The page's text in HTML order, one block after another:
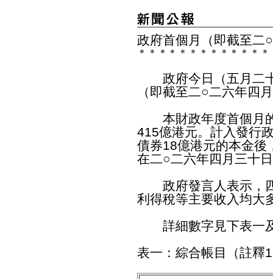
政府首個月（即截至二
＊ ＊ ＊ ＊ ＊ ＊ ＊ ＊ ＊ ＊ ＊ ＊ ＊
政府今日（五月二十
（即截至二○二六年四
本財政年度首個月的
415億港元。計入發行
債券18億港元的本金後
在二○二六年四月三十
政府發言人表示，四
利得稅等主要收入均大
詳細數字見下表一
表一：綜合帳目（註釋